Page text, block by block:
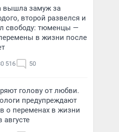
вышла замуж за
второй развелся и
свободу: тюменцы —
в жизни после
516 50
голову от любви.
предупреждают
о переменах в жизни
августе